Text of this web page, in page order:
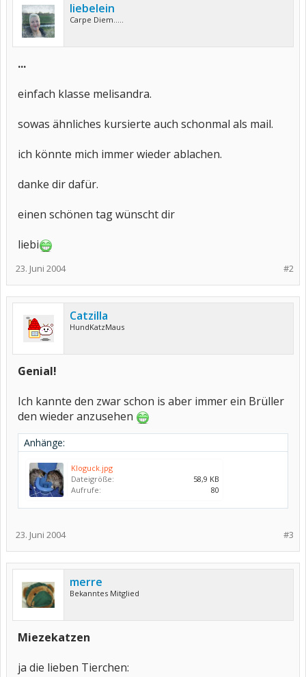
liebelein
Carpe Diem.....
...
einfach klasse melisandra.
sowas ähnliches kursierte auch schonmal als mail.
ich könnte mich immer wieder ablachen.
danke dir dafür.
einen schönen tag wünscht dir
liebi
#2
23. Juni 2004
Catzilla
HundKatzMaus
Genial!
Ich kannte den zwar schon is aber immer ein Brüller
den wieder anzusehen
Anhänge:
Kloguck.jpg
Dateigröße:
58,9 KB
Aufrufe:
80
#3
23. Juni 2004
merre
Bekanntes Mitglied
Miezekatzen
ja die lieben Tierchen: